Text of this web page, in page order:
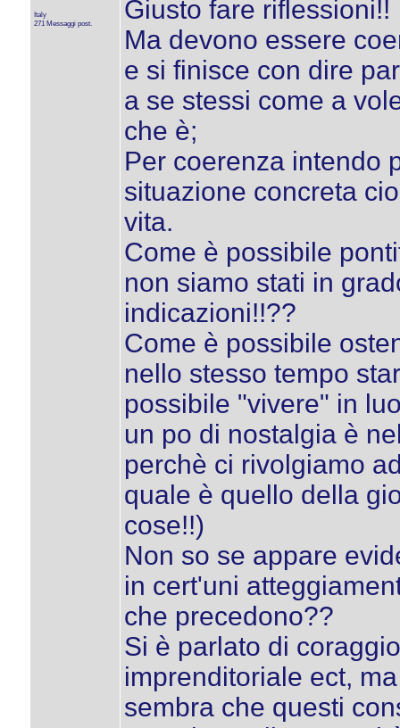
Italy
271 Messaggi post.
Giusto fare riflessioni!!
Ma devono essere
e si finisce con dire
a se stessi come a
che è;
Per coerenza intendo
situazione concreta
vita.
Come è possibile
non siamo stati in
indicazioni!!??
Come è possibile
nello stesso tempo
possibile "vivere" in
un po di nostalgia è
perchè ci rivolgiamo
quale è quello della
cose!!)
Non so se appare
in cert'uni
che precedono??
Si è parlato di
imprenditoriale ect,
sembra che questi